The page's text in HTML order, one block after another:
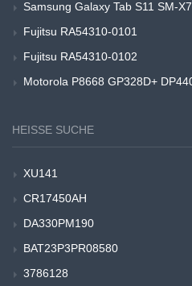
Samsung Galaxy Tab S11 SM-
Fujitsu RA54310-0101
Fujitsu RA54310-0102
Motorola P8668 GP328D+
HEISSE SUCHE
XU141
CR17450AH
DA330PM190
BAT23P3PR08580
3786128